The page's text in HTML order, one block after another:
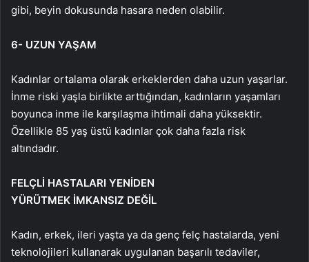
gibi, beyin dokusunda hasara neden olabilir.
6- UZUN YAŞAM
Kadınlar ortalama olarak erkeklerden daha uzun yaşarlar.
İnme riski yaşla birlikte arttığından, kadınların yaşamları
boyunca inme ile karşılaşma ihtimali daha yüksektir.
Özellikle 85 yaş üstü kadınlar çok daha fazla risk
altındadır.
FELÇLİ HASTALARI YENİDEN
YÜRÜTMEK İMKANSIZ DEĞİL
Kadın, erkek, ileri yaşta ya da genç felç hastalarda, yeni
teknolojileri kullanarak uygulanan başarılı tedaviler,